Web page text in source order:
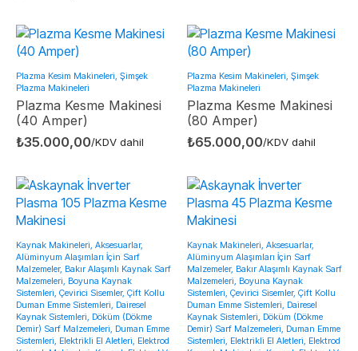
Plazma Kesim Makineleri, Şimşek
Plazma Makineleri
Plazma Kesme Makinesi
(40 Amper)
₺35.000,00/KDV dahil
Plazma Kesim Makineleri, Şimşek
Plazma Makineleri
Plazma Kesme Makinesi
(80 Amper)
₺65.000,00/KDV dahil
Kaynak Makineleri, Aksesuarlar,
Alüminyum Alaşımları İçin Sarf
Malzemeler, Bakır Alaşımlı Kaynak Sarf
Malzemeleri, Boyuna Kaynak
Sistemleri, Çevirici Sisemler, Çift Kollu
Duman Emme Sistemleri, Dairesel
Kaynak Sistemleri, Döküm (Dökme
Demir) Sarf Malzemeleri, Duman Emme
Sistemleri, Elektrikli El Aletleri, Elektrod
Kaynak Makineleri, Aksesuarlar,
Alüminyum Alaşımları İçin Sarf
Malzemeler, Bakır Alaşımlı Kaynak Sarf
Malzemeleri, Boyuna Kaynak
Sistemleri, Çevirici Sisemler, Çift Kollu
Duman Emme Sistemleri, Dairesel
Kaynak Sistemleri, Döküm (Dökme
Demir) Sarf Malzemeleri, Duman Emme
Sistemleri, Elektrikli El Aletleri, Elektrod